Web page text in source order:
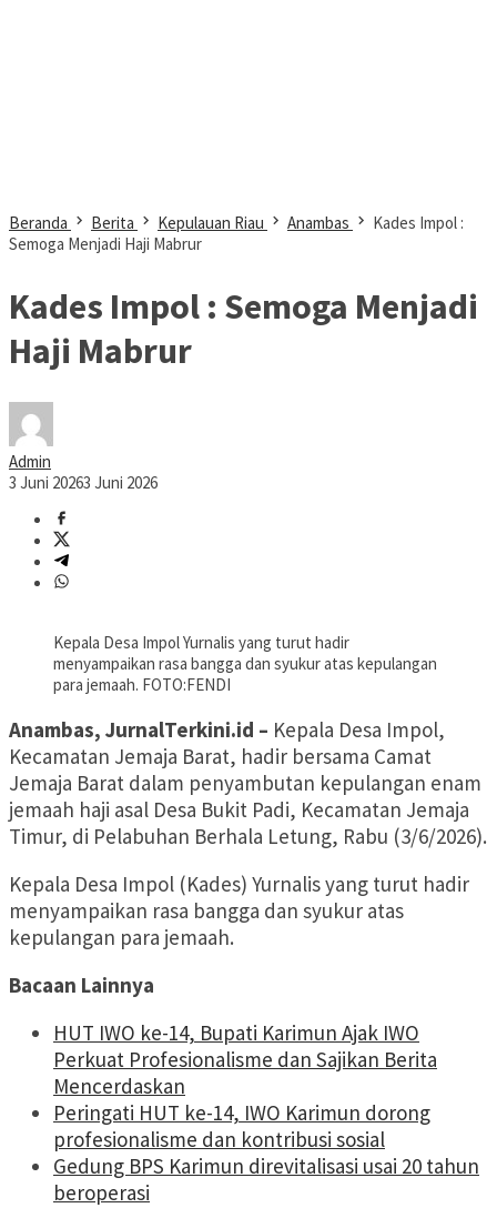
Beranda Berita Kepulauan Riau Anambas
Kades Impol :
Semoga Menjadi Haji Mabrur
Kades Impol : Semoga Menjadi
Haji Mabrur
Admin
3 Juni 20263 Juni 2026
Kepala Desa Impol Yurnalis yang turut hadir
menyampaikan rasa bangga dan syukur atas kepulangan
para jemaah. FOTO:FENDI
Anambas, JurnalTerkini.id – Kepala Desa Impol,
Kecamatan Jemaja Barat, hadir bersama Camat
Jemaja Barat dalam penyambutan kepulangan enam
jemaah haji asal Desa Bukit Padi, Kecamatan Jemaja
Timur, di Pelabuhan Berhala Letung, Rabu (3/6/2026).
Kepala Desa Impol (Kades) Yurnalis yang turut hadir
menyampaikan rasa bangga dan syukur atas
kepulangan para jemaah.
Bacaan Lainnya
HUT IWO ke-14, Bupati Karimun Ajak IWO
Perkuat Profesionalisme dan Sajikan Berita
Mencerdaskan
Peringati HUT ke-14, IWO Karimun dorong
profesionalisme dan kontribusi sosial
Gedung BPS Karimun direvitalisasi usai 20 tahun
beroperasi